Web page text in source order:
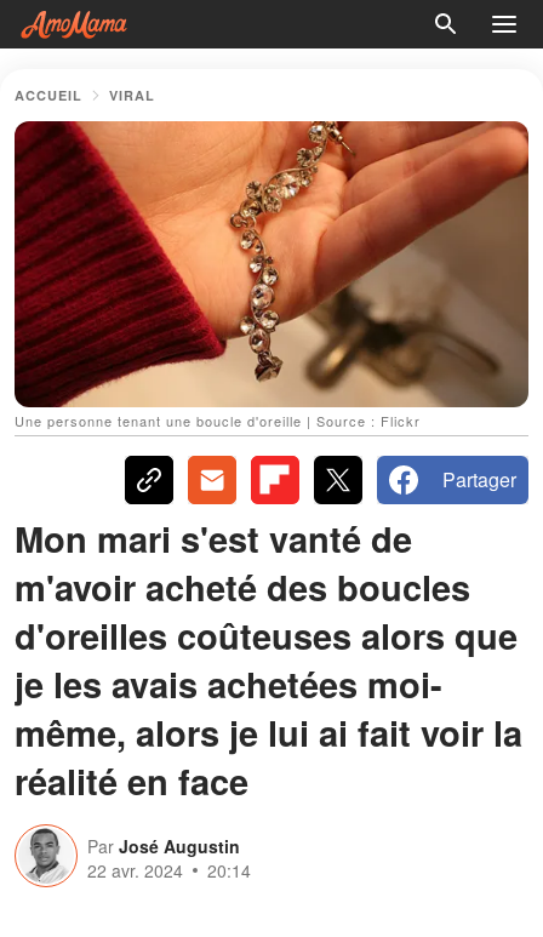
ACCUEIL VIRAL
Une personne tenant une boucle d'oreille | Source : Flickr
Partager
Mon mari s'est vanté de
m'avoir acheté des boucles
d'oreilles coûteuses alors que
je les avais achetées moi-
même, alors je lui ai fait voir la
réalité en face
Par José Augustin
22 avr. 2024
20:14